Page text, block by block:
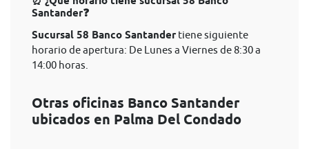
Santander❓
Sucursal 58 Banco Santander tiene siguiente
horario de apertura: De Lunes a Viernes de 8:30 a
14:00 horas.
Otras oficinas Banco Santander
ubicados en Palma Del Condado